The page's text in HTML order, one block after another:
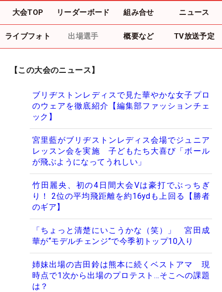
大会TOP リーダーボード 組み合せ ニュース
ライブフォト 出場選手 概要など TV放送予定
【この大会のニュース】
ブリヂストンレディスで見た華やかな女子プロ
のウェアを徹底紹介【編集部ファッションチェ
ック】
宮里藍がブリヂストンレディス会場でジュニア
レッスン会を実施 子どもたち大喜び「ボール
が飛ぶようになってうれしい」
竹田麗央、初の4日間大会Vは豪打でぶっちぎ
り！ 2位の平均飛距離を約16ydも上回る【勝者
のギア】
「ちょっと清楚にいこうかな（笑）」 宮田成
華が“モデルチェンジ”で今季初トップ10入り
姉妹出場の吉田鈴は熊本に続くベストアマ 現
時点で1次から出場のプロテスト…そこへの課題
は？